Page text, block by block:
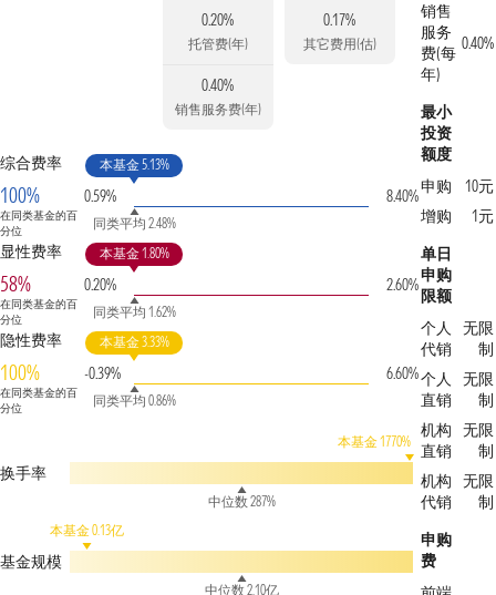
0.20%
托管费(年)
0.40%
销售服务费(年)
0.17%
其它费用(估)
综合费率
100%
在同类基金的百
分位
0.59%
本基金 5.13%
同类平均 2.48%
8.40%
显性费率
58%
在同类基金的百
分位
0.20%
本基金 1.80%
同类平均 1.62%
2.60%
隐性费率
100%
在同类基金的百
分位
-0.39%
本基金 3.33%
同类平均 0.86%
6.60%
换手率
本基金 1770%
中位数 287%
基金规模
本基金 0.13亿
中位数 2.10亿
销售
服务
费(每
年)
0.40%
最小
投资
额度
申购
10元
增购
1元
单日
申购
限额
个人
代销
无限
制
个人
直销
无限
制
机构
直销
无限
制
机构
代销
无限
制
申购
费